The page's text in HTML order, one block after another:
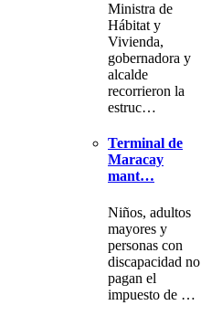
Ministra de
Hábitat y
Vivienda,
gobernadora y
alcalde
recorrieron la
estruc…
Terminal de
Maracay
mant…
Niños, adultos
mayores y
personas con
discapacidad no
pagan el
impuesto de …